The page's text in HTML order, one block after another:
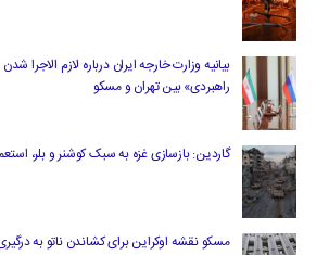
بیانیه وزارت خارجه ایران درباره لازم‌ الاجرا
راهبردی» بین تهران و مسکو
گاردین: بازسازی غزه به سبک کوشنر و بلر،
مسکو نقشه اوکراین برای کشاندن ناتو به